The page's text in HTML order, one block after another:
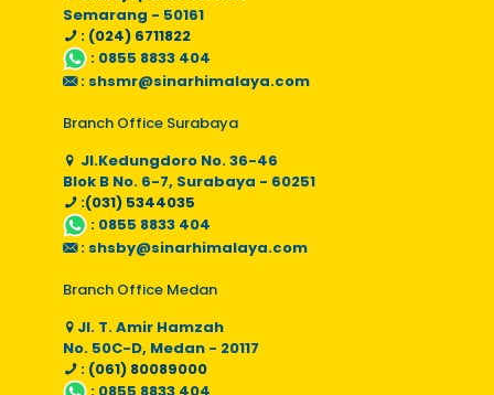
Semarang - 50161
: (024) 6711822
: 0855 8833 404
: shsmr@sinarhimalaya.com
Branch Office Surabaya
Jl.Kedungdoro No. 36-46
Blok B No. 6-7, Surabaya - 60251
:(031) 5344035
: 0855 8833 404
: shsby@sinarhimalaya.com
Branch Office Medan
Jl. T. Amir Hamzah
No. 50C-D, Medan - 20117
: (061) 80089000
: 0855 8833 404